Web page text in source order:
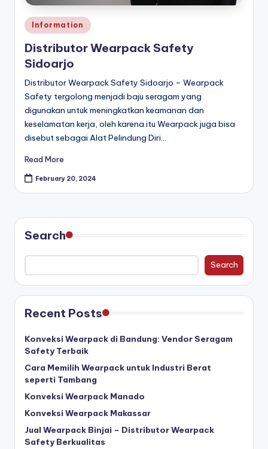
Posted
Information
Distributor Wearpack Safety
Sidoarjo
Distributor Wearpack Safety Sidoarjo – Wearpack
Safety tergolong menjadi baju seragam yang
digunakan untuk meningkatkan keamanan dan
keselamatan kerja, oleh karena itu Wearpack juga bisa
disebut sebagai Alat Pelindung Diri…
Read More
February 20, 2024
Search
Search
Recent Posts
Konveksi Wearpack di Bandung: Vendor Seragam
Safety Terbaik
Cara Memilih Wearpack untuk Industri Berat
seperti Tambang
Konveksi Wearpack Manado
Konveksi Wearpack Makassar
Jual Wearpack Binjai – Distributor Wearpack
Safety Berkualitas